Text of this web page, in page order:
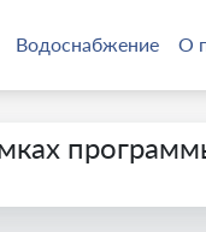
Водоснабжение О